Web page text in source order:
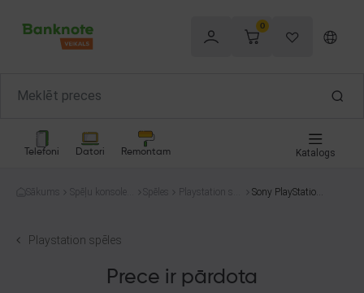
0
Telefoni Datori Remontam Katalogs
Sākums
Spēļu konsoles
Spēles
Playstation spē
Sony PlayStation
Playstation spēles
Prece ir pārdota